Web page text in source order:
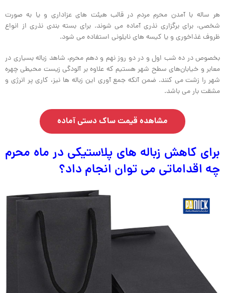
هر ساله با آمدن محرم مردم در قالب هیئت های عزاداری و یا به صورت
شخصی، برای برگزاری نذری آماده می شوند. برای بسته بندی نذری از انواع
ظروف غذاخوری و یا کیسه های نایلونی استفاده می شود.
بخصوص در ده شب اول و در دو روز نهم و دهم محرم، شاهد زباله بسیاری در
معابر و خیابان‌های سطح شهر هستیم که علاوه بر آلودگی زیست محیطی چهره
شهر را زشت می کنند. ضمن آنکه جمع آوری این زباله ها نیز، کاری پر انرژی و
مشقت بار می باشد.
مشاهده قيمت ساک دستی آماده
برای کاهش زباله های پلاستیکی در ماه محرم
چه اقداماتی می توان انجام داد؟